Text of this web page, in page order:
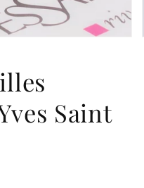
Saint